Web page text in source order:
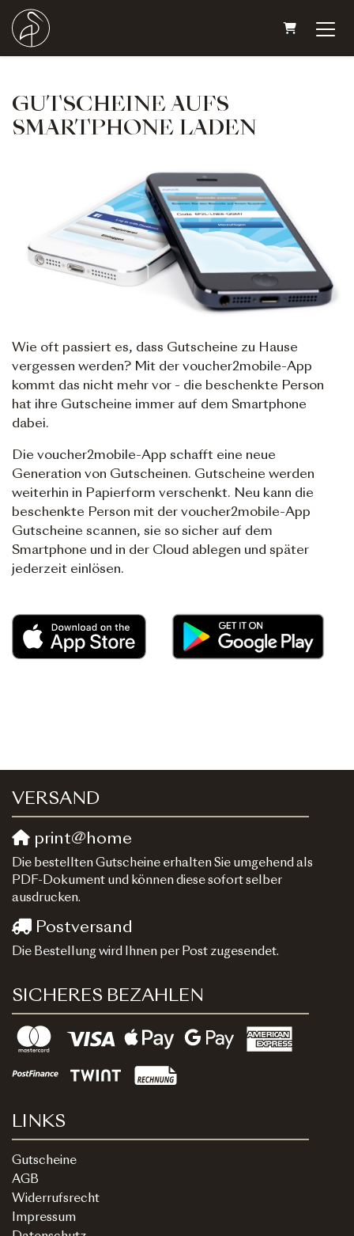
GUTSCHEINE AUFS
SMARTPHONE LADEN
Wie oft passiert es, dass Gutscheine zu Hause
vergessen werden? Mit der voucher2mobile-App
kommt das nicht mehr vor - die beschenkte Person
hat ihre Gutscheine immer auf dem Smartphone
dabei.
Die voucher2mobile-App schafft eine neue
Generation von Gutscheinen. Gutscheine werden
weiterhin in Papierform verschenkt. Neu kann die
beschenkte Person mit der voucher2mobile-App
Gutscheine scannen, sie so sicher auf dem
Smartphone und in der Cloud ablegen und später
jederzeit einlösen.
VERSAND
print@home
Die bestellten Gutscheine erhalten Sie umgehend als
PDF-Dokument und können diese sofort selber
ausdrucken.
Postversand
Die Bestellung wird Ihnen per Post zugesendet.
SICHERES BEZAHLEN
LINKS
Gutscheine
AGB
Widerrufsrecht
Impressum